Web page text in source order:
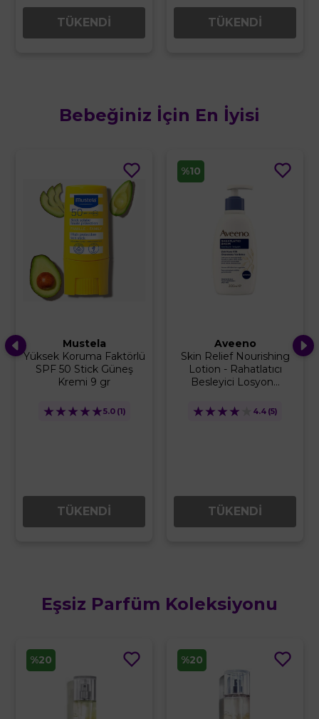
TÜKENDİ TÜKENDİ
Bebeğiniz İçin En İyisi
Aveeno
Skin Relief Nourishing
Lotion - Rahatlatıcı
Besleyici Losyon...
★
★
★
★
★ 4.4 (5)
TÜKENDİ
B-Good
Yenidoğan Köpük
Şampuanı 250 ml
★
★
★
★
TÜKENDİ
Eşsiz Parfüm Koleksiyonu
%20 %10